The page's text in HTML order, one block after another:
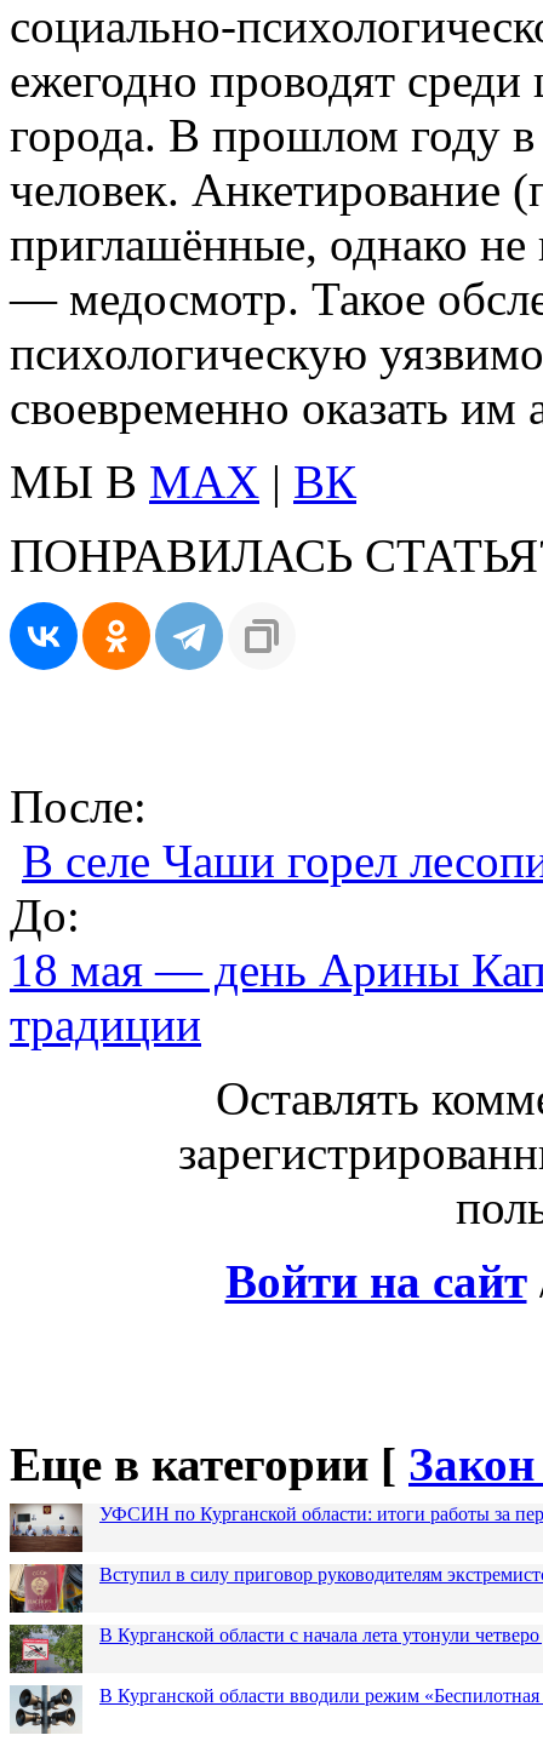
ежегодно проводят
города. В прошлом году
человек. Анкетирование
приглашённые, однако не
— медосмотр. Такое
психологическую
своевременно оказать
МЫ В MAX | ВК
ПОНРАВИЛАСЬ
После:
В селе Чаши горел
До:
18 мая — день Арины
традиции
Оставлять
Войти на сайт
Еще в категории [
УФСИН по Курганской области: итоги работы за
Вступил в силу приговор руководителям
В Курганской области с начала лета утонули четверо
В Курганской области вводили режим «Беспилотная